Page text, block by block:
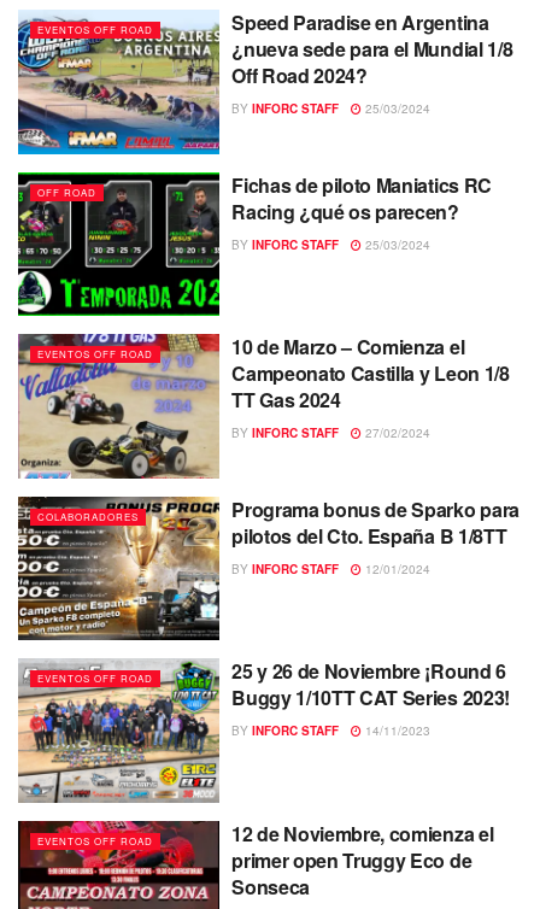
EVENTOS OFF ROAD
Speed Paradise en Argentina
¿nueva sede para el Mundial 1/8
Off Road 2024?
BY INFORC STAFF 25/03/2024
OFF ROAD
Fichas de piloto Maniatics RC
Racing ¿qué os parecen?
BY INFORC STAFF 25/03/2024
EVENTOS OFF ROAD
10 de Marzo – Comienza el
Campeonato Castilla y Leon 1/8
TT Gas 2024
BY INFORC STAFF 27/02/2024
COLABORADORES
Programa bonus de Sparko para
pilotos del Cto. España B 1/8TT
BY INFORC STAFF 12/01/2024
EVENTOS OFF ROAD
25 y 26 de Noviembre ¡Round 6
Buggy 1/10TT CAT Series 2023!
BY INFORC STAFF 14/11/2023
EVENTOS OFF ROAD
12 de Noviembre, comienza el
primer open Truggy Eco de
Sonseca